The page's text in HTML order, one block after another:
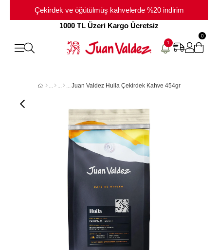
Çekirdek ve öğütülmüş kahvelerde %20 indirim
1000 TL Üzeri Kargo Ücretsiz
1
0
Juan Valdez Huila Çekirdek Kahve 454gr